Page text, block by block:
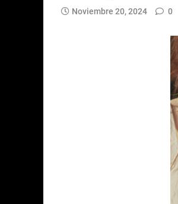
Noviembre 20, 2024 0